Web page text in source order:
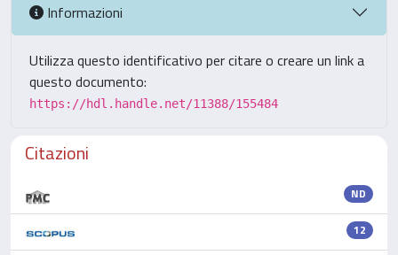
Informazioni
Utilizza questo identificativo per citare o creare un link a
questo documento:
https://hdl.handle.net/11388/155484
Citazioni
ND
12